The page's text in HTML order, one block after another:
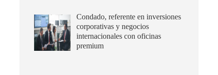
Condado, referente en inversiones
corporativas y negocios
internacionales con oficinas
premium